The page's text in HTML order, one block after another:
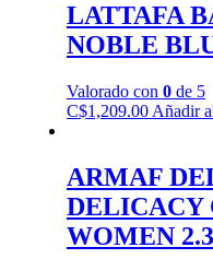
LATTAFA
NOBLE
Valorado con 0de 5
C$1,209.00 Añadir
ARMAF
DELICACY
WOMEN